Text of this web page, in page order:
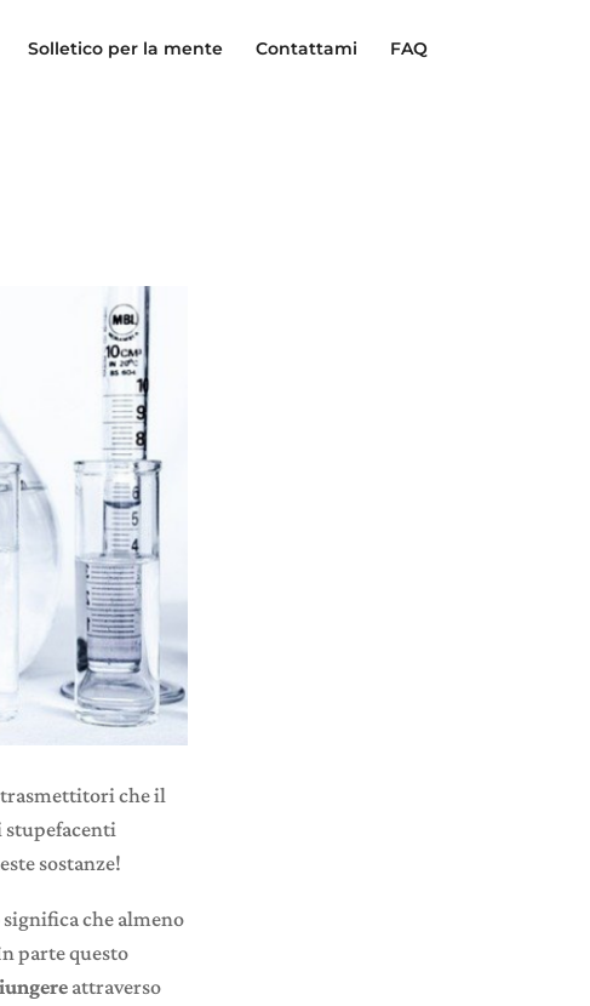
Solletico per la mente Contattami FAQ
che il
stupefacenti
sostanze!
che almeno
parte questo
attraverso